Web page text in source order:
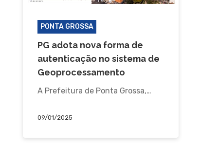
PONTA GROSSA
PG adota nova forma de
autenticação no sistema de
Geoprocessamento
A Prefeitura de Ponta Grossa,…
09/01/2025